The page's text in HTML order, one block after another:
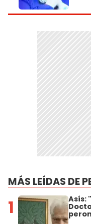
MÁS LEÍDAS DE
1 Asís: